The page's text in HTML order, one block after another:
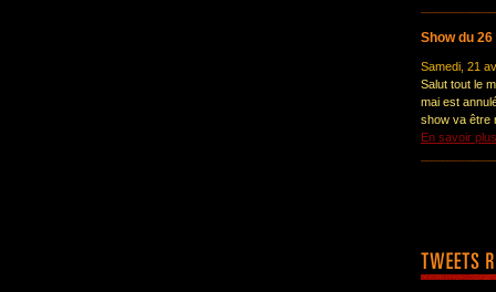
Show du
Samedi, 21
Salut tout le
mai est
show va être
En savoir plus